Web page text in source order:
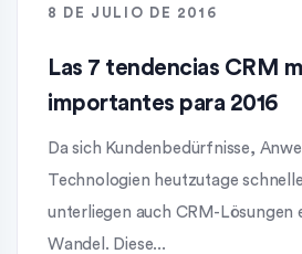
8 DE JULIO DE 2016
Las 7 tendencias CRM
importantes para 2016
Da sich Kundenbedürfnisse,
Technologien heutzutage
unterliegen auch CRM-Lösungen
Wandel. Diese...